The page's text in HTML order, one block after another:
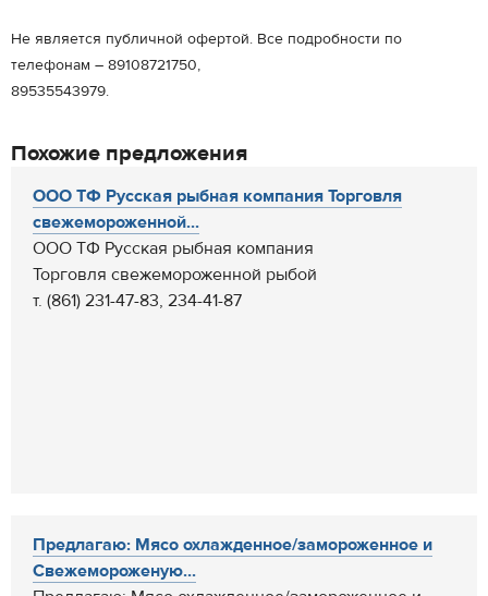
Не является публичной офертой. Все подробности по
телефонам – 89108721750,
89535543979.
Похожие предложения
ООО ТФ Русская рыбная компания Торговля
свежемороженной...
ООО ТФ Русская рыбная компания
Торговля свежемороженной рыбой
т. (861) 231-47-83, 234-41-87
Предлагаю: Мясо охлажденное/замороженное и
Свежемороженую...